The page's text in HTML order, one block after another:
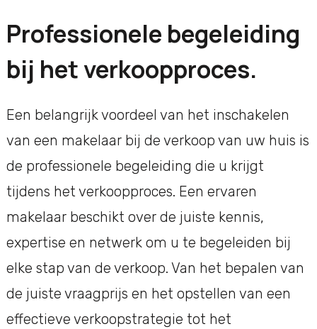
Professionele begeleiding
bij het verkoopproces.
Een belangrijk voordeel van het inschakelen
van een makelaar bij de verkoop van uw huis is
de professionele begeleiding die u krijgt
tijdens het verkoopproces. Een ervaren
makelaar beschikt over de juiste kennis,
expertise en netwerk om u te begeleiden bij
elke stap van de verkoop. Van het bepalen van
de juiste vraagprijs en het opstellen van een
effectieve verkoopstrategie tot het